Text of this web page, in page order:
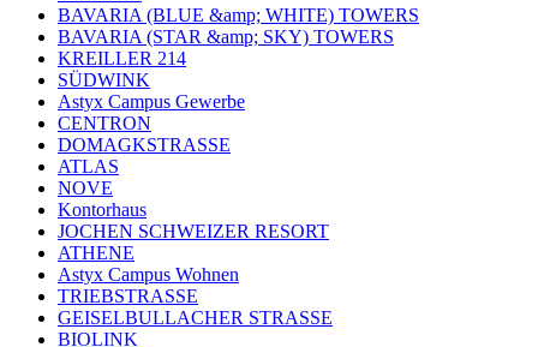
BAVARIA (BLUE &amp; WHITE) TOWERS
BAVARIA (STAR &amp; SKY) TOWERS
KREILLER 214
SÜDWINK
Astyx Campus Gewerbe
CENTRON
DOMAGKSTRASSE
ATLAS
NOVE
Kontorhaus
JOCHEN SCHWEIZER RESORT
ATHENE
Astyx Campus Wohnen
TRIEBSTRASSE
GEISELBULLACHER STRASSE
BIOLINK